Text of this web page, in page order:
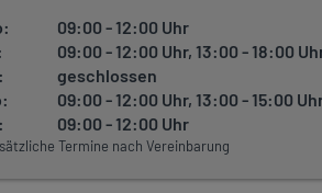
09:00 - 12:00 Uhr
09:00 - 12:00 Uhr, 13:00 - 18:00
geschlossen
09:00 - 12:00 Uhr, 13:00 - 15:00
09:00 - 12:00 Uhr
Termine nach Vereinbarung